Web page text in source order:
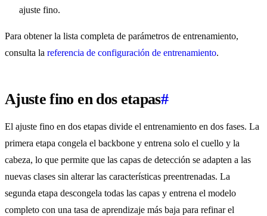
ajuste fino.
Para obtener la lista completa de parámetros de entrenamiento,
consulta la referencia de configuración de entrenamiento.
Ajuste fino en dos etapas#
El ajuste fino en dos etapas divide el entrenamiento en dos fases. La
primera etapa congela el backbone y entrena solo el cuello y la
cabeza, lo que permite que las capas de detección se adapten a las
nuevas clases sin alterar las características preentrenadas. La
segunda etapa descongela todas las capas y entrena el modelo
completo con una tasa de aprendizaje más baja para refinar el